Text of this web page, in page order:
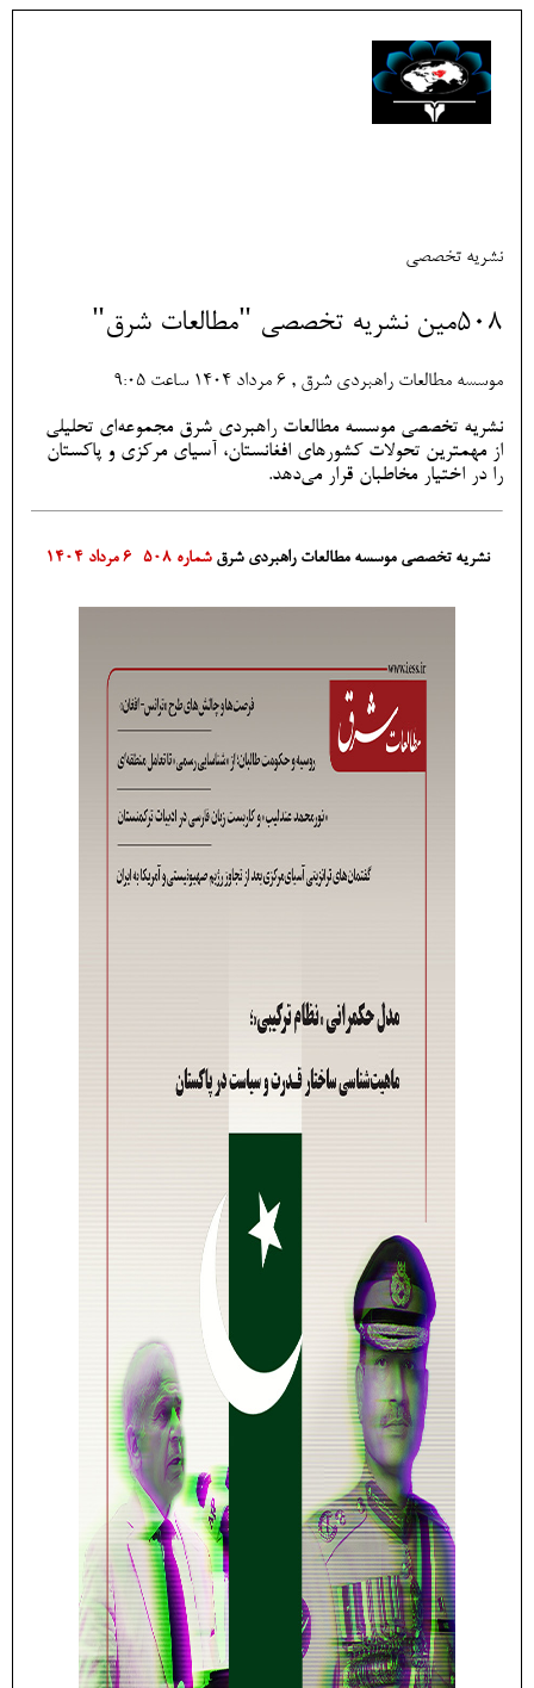
نشریه تخصصی
508مین نشریه تخصصی "مطالعات شرق"
موسسه مطالعات راهبردی شرق , 6 مرداد 1404 ساعت 9:05
نشریه تخصصی موسسه مطالعات راهبردی شرق مجموعه‌ای تحلیلی
از مهمترین تحولات کشورهای افغانستان، آسیای مرکزی و پاکستان
را در اختیار مخاطبان قرار می‌دهد.
نشریه تخصصی موسسه مطالعات راهبردی شرقشماره 508- 6 مرداد 1404